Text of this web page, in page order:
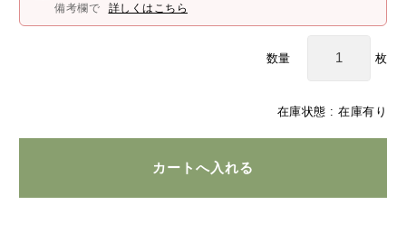
在庫状態 : 在庫有り
備考欄で
詳しくはこちら
数量 枚